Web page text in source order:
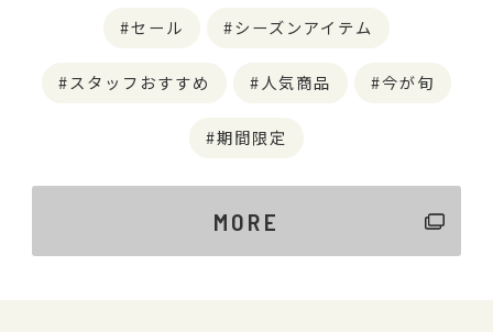
セール シーズンアイテム
スタッフおすすめ 人気商品 今が旬
期間限定
MORE